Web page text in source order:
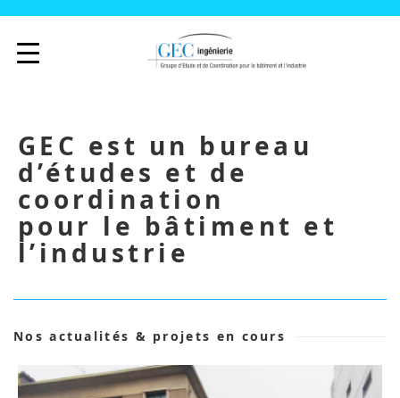
GEC est un bureau
d’études et de
coordination
pour le bâtiment et
l’industrie
Nos actualités & projets en cours